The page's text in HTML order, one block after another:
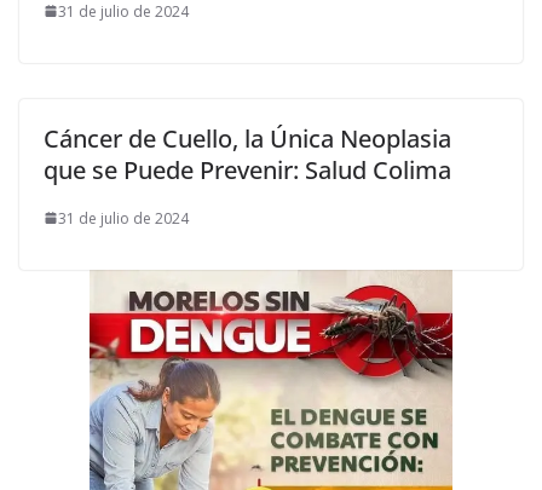
31 de julio de 2024
Cáncer de Cuello, la Única Neoplasia
que se Puede Prevenir: Salud Colima
31 de julio de 2024